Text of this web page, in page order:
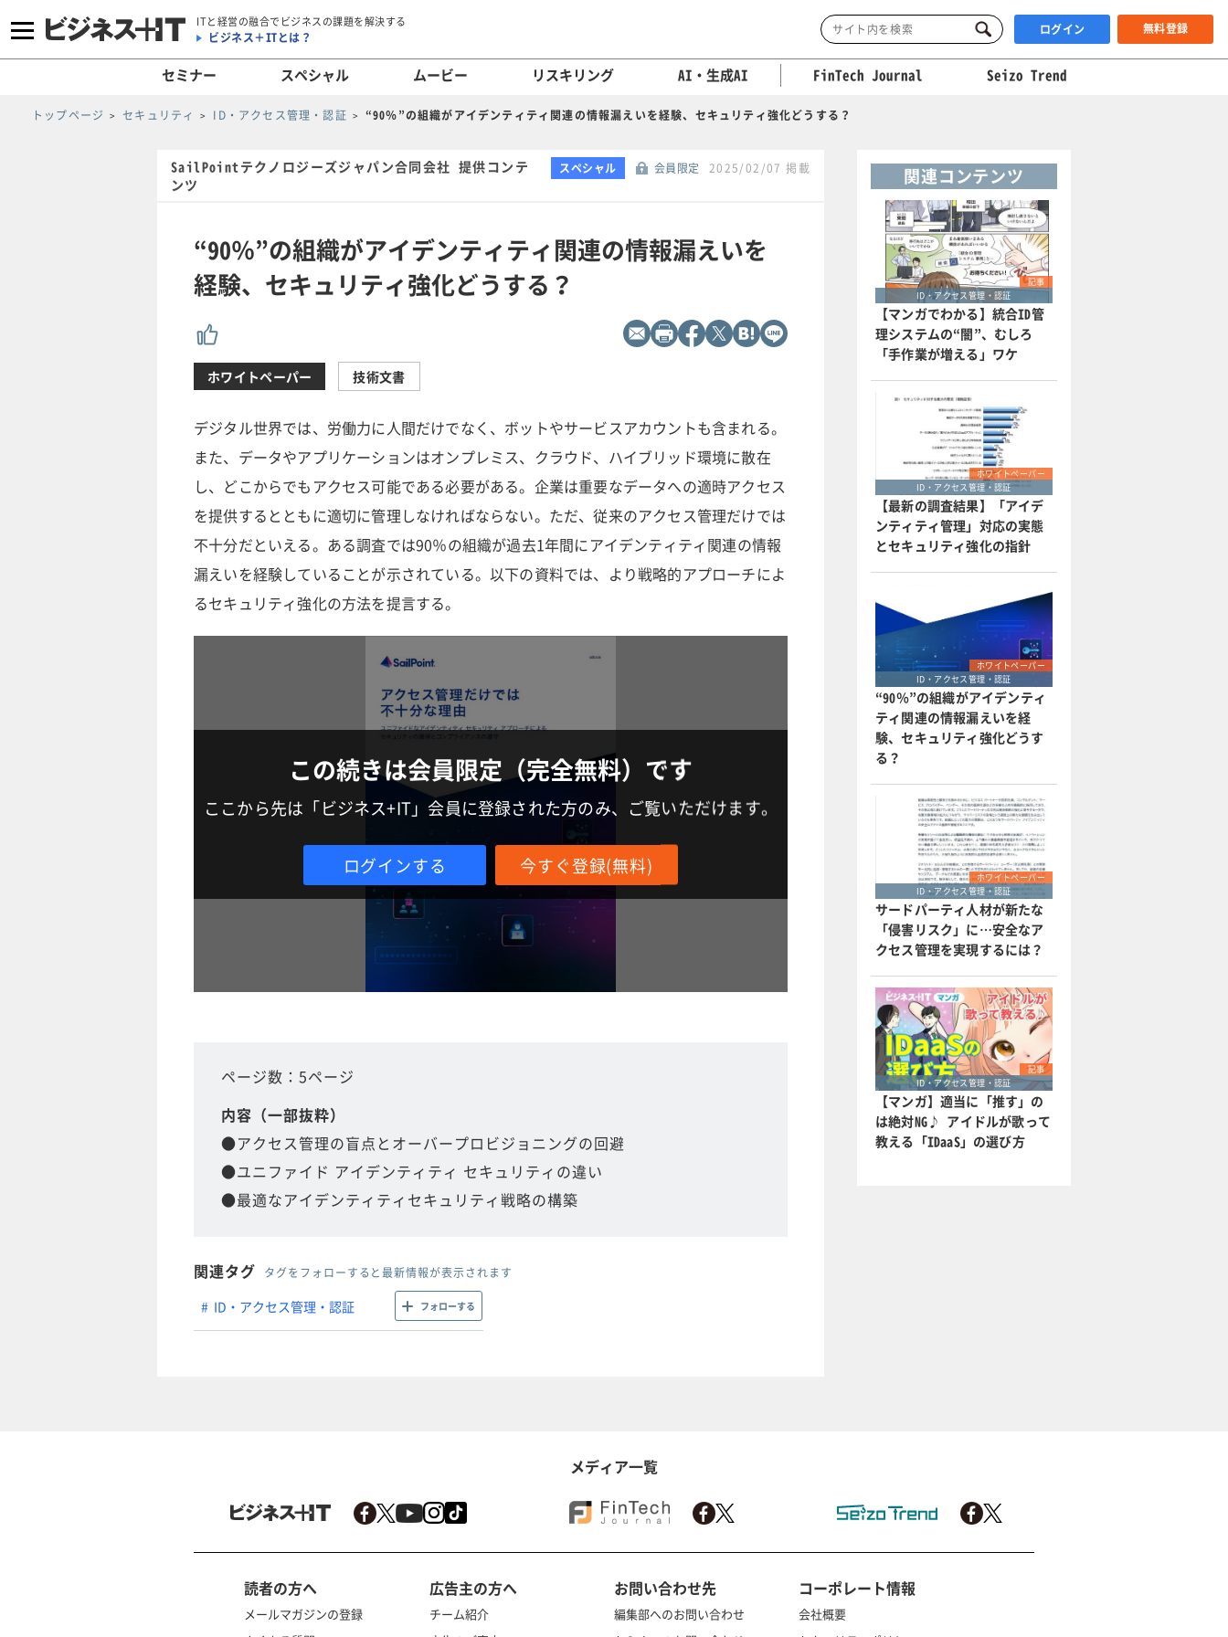
ITと経営の融合でビジネスの課題を解決する
ビジネス＋ITとは？ ログイン 無料登録
セミナー スペシャル ムービー リスキリング AI・生成AI FinTech Journal Seizo Trend
トップページ セキュリティ ID・アクセス管理・認証 “90％”の組織がアイデンティティ関連の情報漏えいを経験、セキュリティ強化どうする？
SailPointテクノロジーズジャパン合同会社 提供コンテ
ンツ
スペシャル 会員限定 2025/02/07 掲載
“90％”の組織がアイデンティティ関連の情報漏えいを
経験、セキュリティ強化どうする？
ホワイトペーパー 技術文書
デジタル世界では、労働力に人間だけでなく、ボットやサービスアカウントも含まれる。
また、データやアプリケーションはオンプレミス、クラウド、ハイブリッド環境に散在
し、どこからでもアクセス可能である必要がある。企業は重要なデータへの適時アクセス
を提供するとともに適切に管理しなければならない。ただ、従来のアクセス管理だけでは
不十分だといえる。ある調査では90％の組織が過去1年間にアイデンティティ関連の情報
漏えいを経験していることが示されている。以下の資料では、より戦略的アプローチによ
るセキュリティ強化の方法を提言する。
この続きは会員限定（完全無料）です
ここから先は「ビジネス+IT」会員に登録された方のみ、ご覧いただけます。
ログインする 今すぐ登録(無料)
ページ数：5ページ
内容（一部抜粋）
●アクセス管理の盲点とオーバープロビジョニングの回避
●ユニファイド アイデンティティ セキュリティの違い
●最適なアイデンティティセキュリティ戦略の構築
関連タグ タグをフォローすると最新情報が表示されます
ID・アクセス管理・認証 フォローする
関連コンテンツ
記事
ID・アクセス管理・認証
【マンガでわかる】統合ID管
理システムの“闇”、むしろ
「手作業が増える」ワケ
ホワイトペーパー
ID・アクセス管理・認証
【最新の調査結果】「アイデ
ンティティ管理」対応の実態
とセキュリティ強化の指針
ホワイトペーパー
ID・アクセス管理・認証
“90％”の組織がアイデンティ
ティ関連の情報漏えいを経
験、セキュリティ強化どうす
る？
ホワイトペーパー
ID・アクセス管理・認証
サードパーティ人材が新たな
「侵害リスク」に…安全なア
クセス管理を実現するには？
記事
ID・アクセス管理・認証
【マンガ】適当に「推す」の
は絶対NG♪ アイドルが歌って
教える「IDaaS」の選び方
メディア一覧
読者の方へ
メールマガジンの登録
広告主の方へ
チーム紹介
お問い合わせ先
編集部へのお問い合わせ
コーポレート情報
会社概要